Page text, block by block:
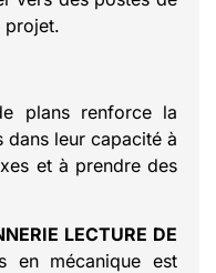
projet.
plans renforce la
leur capacité à
et à prendre des
LECTURE DE
en mécanique est